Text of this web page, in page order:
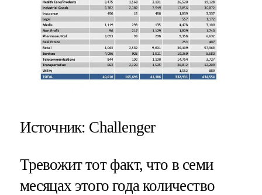
Источник: Challenger
Тревожит тот факт, что в семи
месяцах этого года количество